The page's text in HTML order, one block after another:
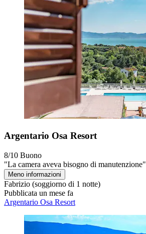
Argentario Osa Resort
8/10 Buono
"La camera aveva bisogno di manutenzione"
Meno informazioni
Fabrizio (soggiorno di 1 notte)
Pubblicata un mese fa
Argentario Osa Resort